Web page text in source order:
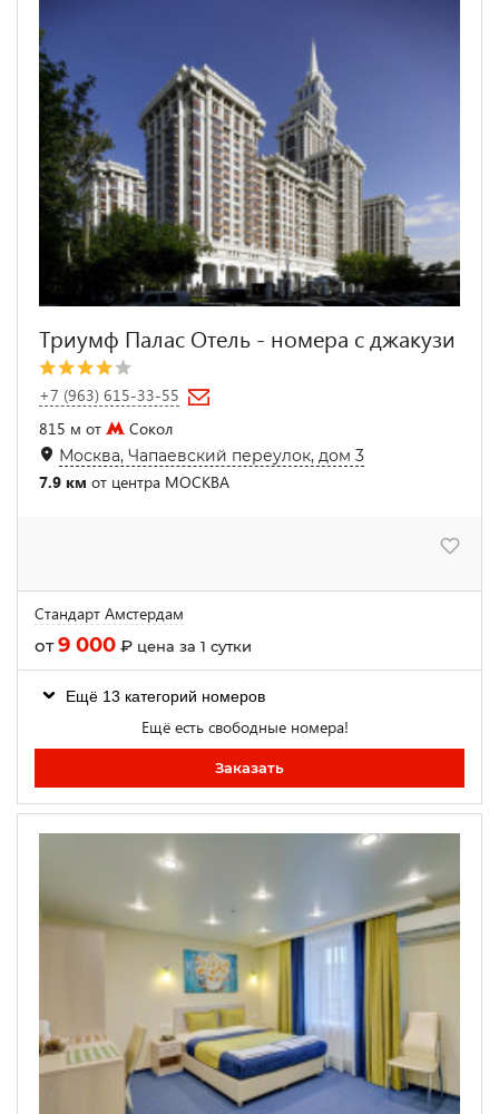
Триумф Палас Отель - номера с джакузи
+7 (963) 615-33-55
815 м от
Сокол
Москва, Чапаевский переулок, дом 3
7.9 км от центра МОСКВА
Стандарт Амстердам
от9 000 ₽ цена за 1 сутки
Ещё 13 категорий номеров
Ещё есть свободные номера!
Заказать